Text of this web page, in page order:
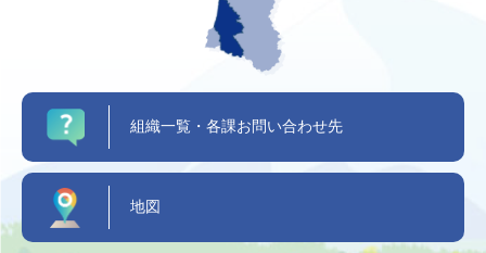
組織一覧・各課お問い合わせ先
地図